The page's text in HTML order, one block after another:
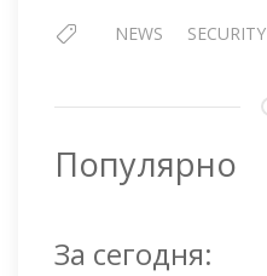
NEWS SECURITY
Популярно
За сегодня: